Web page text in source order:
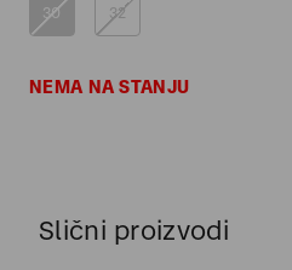
30 32
NEMA NA STANJU
Slični proizvodi